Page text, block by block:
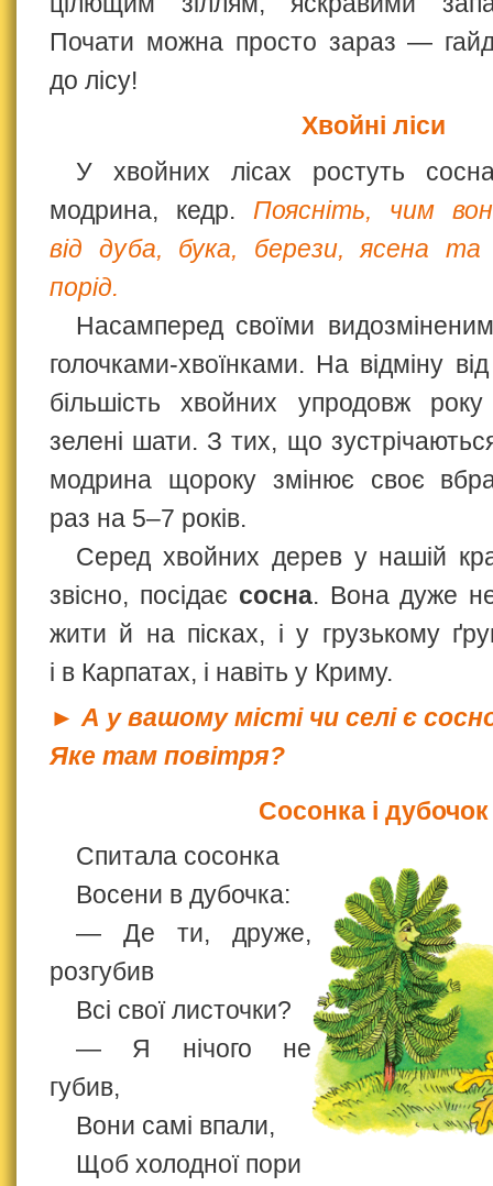
Почати можна просто зараз —
до лісу!
Хвойні ліси
У хвойних лісах ростуть
модрина, кедр. Поясніть, чим
від дуба, бука, берези, ясена та
порід.
Насамперед своїми
голочками-хвоїнками. На відміну
більшість хвойних упродовж року
зелені шати. З тих, що
модрина щороку змінює своє
раз на 5–7 років.
Серед хвойних дерев у нашій
звісно, посідає сосна. Вона дуже
жити й на пісках, і у грузькому
і в Карпатах, і навіть у Криму.
► А у вашому місті чи селі є
Яке там повітря?
Сосонка і дубочок
Спитала сосонка
Восени в дубочка:
— Де ти, друже,
розгубив
Всі свої листочки?
— Я нічого не
губив,
Вони самі впали,
Щоб холодної пори